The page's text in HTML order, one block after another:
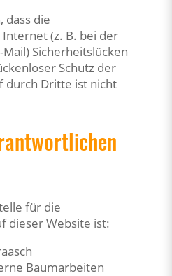
dass die
(z. B. bei der
Sicherheitslücken
Schutz der
durch Dritte ist nicht
für die
dieser Website ist:
Baumarbeiten